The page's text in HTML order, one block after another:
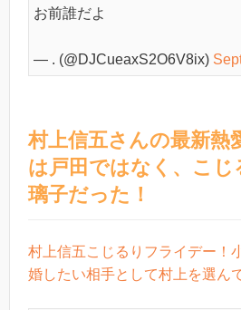
お前誰だよ
— . (@DJCueaxS2O6V8ix)
村上信五さんの最新熱
は戸田ではなく、こじ
璃子だった！
村上信五こじるりフライデー！
婚したい相手として村上を選ん